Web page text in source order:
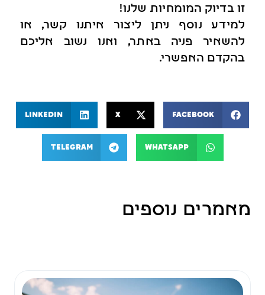
זו בדיוק המומחיות שלנו!
למידע נוסף ניתן ליצור איתנו קשר, או
להשאיר פניה באתר, ואנו נשוב אליכם
בהקדם האפשרי.
Facebook
X
LinkedIn
WhatsApp
Telegram
מאמרים נוספים